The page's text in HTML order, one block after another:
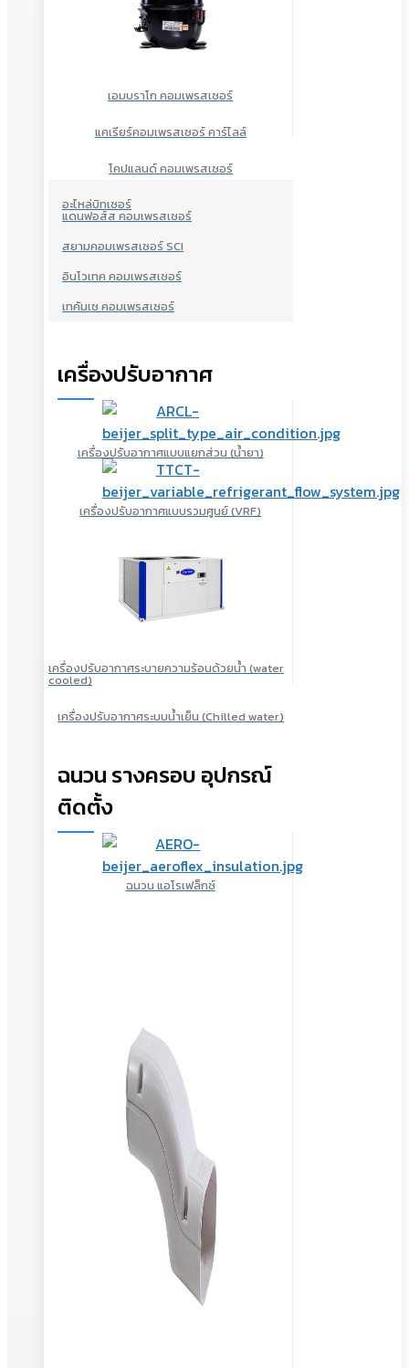
เอมบราโก คอมเพรสเซอร์
แคเรียร์คอมเพรสเซอร์ คาร์ไลล์
โคปแลนด์ คอมเพรสเซอร์
อะไหล่บิทเซอร์
แดนฟอส์ส คอมเพรสเซอร์
สยามคอมเพรสเซอร์ SCI
อินโวเทค คอมเพรสเซอร์
เทคัมเช คอมเพรสเซอร์
เครื่องปรับอากาศ
เครื่องปรับอากาศแบบแยกส่วน (น้ำยา)
เครื่องปรับอากาศแบบรวมศูนย์ (VRF)
เครื่องปรับอากาศระบายความร้อนด้วยน้ำ (water
cooled)
เครื่องปรับอากาศระบบน้ำเย็น (Chilled water)
ฉนวน รางครอบ อุปกรณ์
ติดตั้ง
ฉนวน แอโรเฟล็กซ์